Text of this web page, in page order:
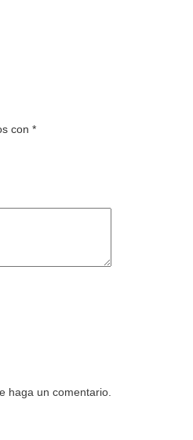
con *
haga un comentario.